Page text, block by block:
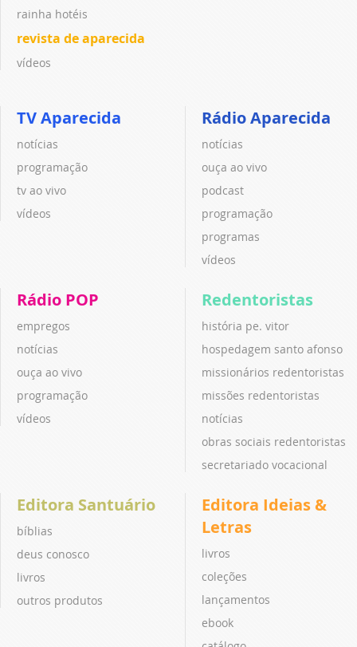
rainha hotéis
revista de aparecida
vídeos
TV Aparecida
notícias
programação
tv ao vivo
vídeos
Rádio Aparecida
notícias
ouça ao vivo
podcast
programação
programas
vídeos
Rádio POP
empregos
notícias
ouça ao vivo
programação
vídeos
Redentoristas
história pe. vitor
hospedagem santo afonso
missionários redentoristas
missões redentoristas
notícias
obras sociais redentoristas
secretariado vocacional
Editora Santuário
bíblias
deus conosco
livros
outros produtos
Editora Ideias &
Letras
livros
coleções
lançamentos
ebook